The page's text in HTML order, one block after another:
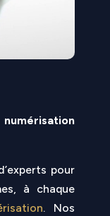
pour
à chaque
. Nos